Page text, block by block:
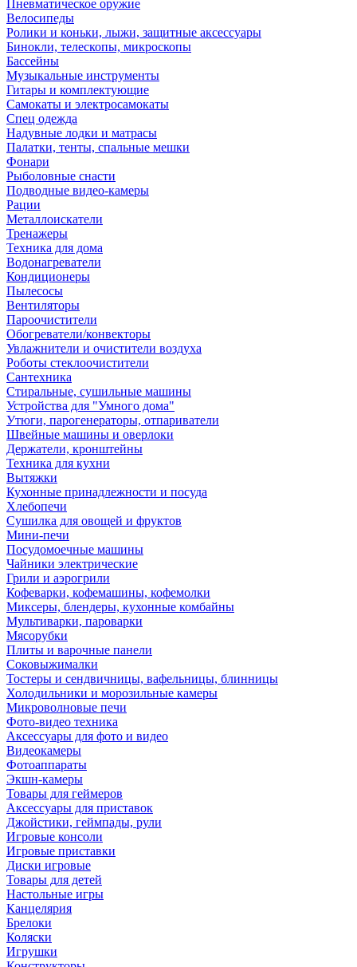
Пневматическое оружие
Велосипеды
Ролики и коньки, лыжи, защитные аксессуары
Бинокли, телескопы, микроскопы
Бассейны
Музыкальные инструменты
Гитары и комплектующие
Самокаты и электросамокаты
Спец одежда
Надувные лодки и матрасы
Палатки, тенты, спальные мешки
Фонари
Рыболовные снасти
Подводные видео-камеры
Рации
Металлоискатели
Тренажеры
Техника для дома
Водонагреватели
Кондиционеры
Пылесосы
Вентиляторы
Пароочистители
Обогреватели/конвекторы
Увлажнители и очистители воздуха
Роботы стеклоочистители
Сантехника
Стиральные, сушильные машины
Устройства для "Умного дома"
Утюги, парогенераторы, отпариватели
Швейные машины и оверлоки
Держатели, кронштейны
Техника для кухни
Вытяжки
Кухонные принадлежности и посуда
Хлебопечи
Сушилка для овощей и фруктов
Мини-печи
Посудомоечные машины
Чайники электрические
Грили и аэрогрили
Кофеварки, кофемашины, кофемолки
Миксеры, блендеры, кухонные комбайны
Мультиварки, пароварки
Мясорубки
Плиты и варочные панели
Соковыжималки
Тостеры и сендвичницы, вафельницы, блинницы
Холодильники и морозильные камеры
Микроволновые печи
Фото-видео техника
Аксессуары для фото и видео
Видеокамеры
Фотоаппараты
Экшн-камеры
Товары для геймеров
Аксессуары для приставок
Джойстики, геймпады, рули
Игровые консоли
Игровые приставки
Диски игровые
Товары для детей
Настольные игры
Канцелярия
Брелоки
Коляски
Игрушки